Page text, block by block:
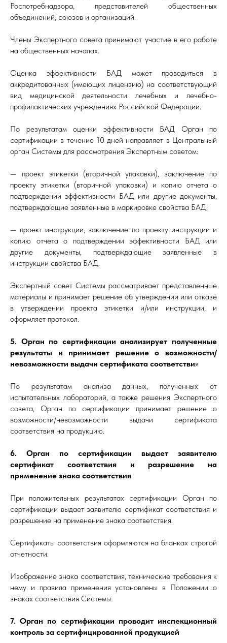
Роспотребнадзора, представителей общественных
объединений, союзов и организаций.
Члены Экспертного совета принимают участие в его работе
на общественных началах.
Оценка эффективности БАД может проводиться в
аккредитованных (имеющих лицензию) на соответствующий
вид медицинской деятельности лечебных и лечебно-
профилактических учреждениях Российской Федерации.
По результатам оценки эффективности БАД Орган по
сертификации в течение 10 дней направляет в Центральный
орган Системы для рассмотрения Экспертным советом:
— проект этикетки (вторичной упаковки), заключение по
проекту этикетки (вторичной упаковки) и копию отчета о
подтверждении эффективности БАД или другие документы,
подтверждающие заявленные в маркировке свойства БАД;
— проект инструкции, заключение по проекту инструкции и
копию отчета о подтверждении эффективности БАД или
другие документы, подтверждающие заявленные в
инструкции свойства БАД.
Экспертный совет Системы рассматривает представленные
материалы и принимает решение об утверждении или отказе
в утверждении проекта этикетки и/или инструкции, и
оформляет протокол.
5. Орган по сертификации анализирует полученные
результаты и принимает решение о возможности/
невозможности выдачи сертификата соответствия
По результатам анализа данных, полученных от
испытательных лабораторий, а также решения Экспертного
совета, Орган по сертификации принимает решение о
возможности/невозможности выдачи сертификата
соответствия на продукцию.
6. Орган по сертификации выдает заявителю
сертификат соответствия и разрешение на
применение знака соответствия
При положительных результатах сертификации Орган по
сертификации выдает заявителю сертификат соответствия и
разрешение на применение знака соответствия.
Сертификаты соответствия оформляются на бланках строгой
отчетности.
Изображение знака соответствия, технические требования к
нему и правила применения установлены в Положении о
знаках соответствия Системы.
7. Орган по сертификации проводит инспекционный
контроль за сертифицированной продукцией